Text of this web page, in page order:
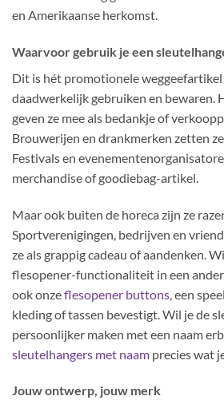
en Amerikaanse herkomst.
Waarvoor gebruik je een
Dit is hét promotionele weggeefartikel
daadwerkelijk gebruiken en bewaren.
geven ze mee als bedankje of
Brouwerijen en drankmerken zetten
Festivals en
merchandise of goodiebag-artikel.
Maar ook buiten de horeca zijn ze
Sportverenigingen, bedrijven en
ze als grappig cadeau of aandenken.
flesopener-functionaliteit in een
ook onzeflesopener buttons , een
kleding of tassen bevestigt. Wil je de
persoonlijker maken met een naam
sleutelhangers met naam precies wat
Jouw ontwerp, jouw merk